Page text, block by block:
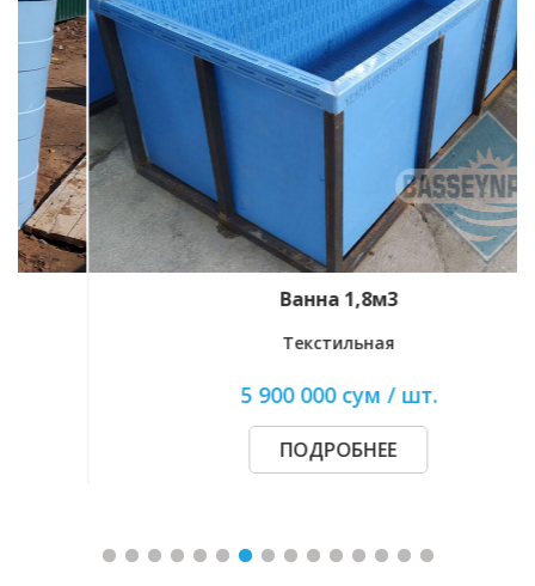
Ванна 1,8м3
Текстильная
5 900 000 сум / шт.
ПОДРОБНЕЕ